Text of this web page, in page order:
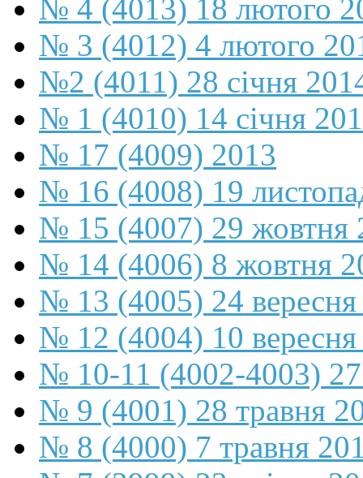
№ 4 (4013) 18 лютого
№ 3 (4012) 4 лютого
№2 (4011) 28 січня
№ 1 (4010) 14 січня
№ 17 (4009) 2013
№ 16 (4008) 19
№ 15 (4007) 29 жовтня
№ 14 (4006) 8 жовтня
№ 13 (4005) 24
№ 12 (4004) 10
№ 10-11 (4002-4003)
№ 9 (4001) 28 травня
№ 8 (4000) 7 травня